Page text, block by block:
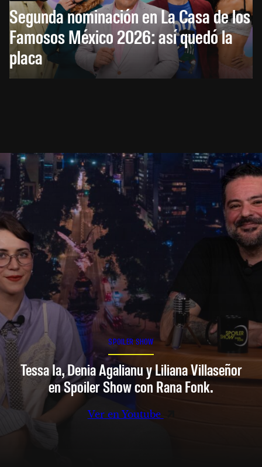
Segunda nominación en La Casa de los
Famosos México 2026: así quedó la
placa
SPOILER SHOW
Tessa Ia, Denia Agalianu y Liliana Villaseñor
en Spoiler Show con Rana Fonk.
Ver en Youtube